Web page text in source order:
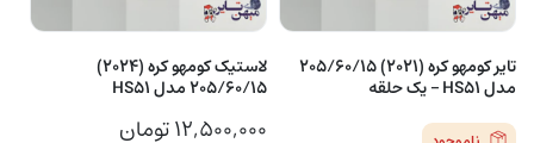
تایر کومهو کره (2021) 205/60/15
مدل HS51 – یک حلقه
لاستیک کومهو کره (2024)
205/60/15 مدل HS51
۱۲,۵۰۰,۰۰۰تومان